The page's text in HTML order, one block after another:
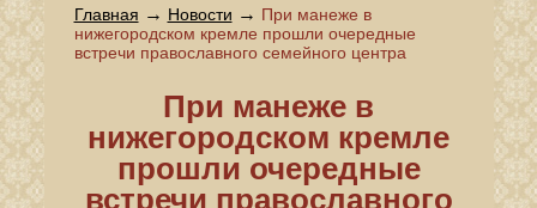
Главная → Новости → При манеже в
нижегородском кремле прошли очередные
встречи православного семейного центра
При манеже в
нижегородском кремле
прошли очередные
встречи православного